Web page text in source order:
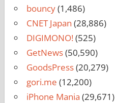
bouncy(1,486)
CNET Japan (28,886)
DIGIMONO!(525)
GetNews(50,590)
GoodsPress(20,279)
gori.me (12,200)
iPhone Mania (29,671)